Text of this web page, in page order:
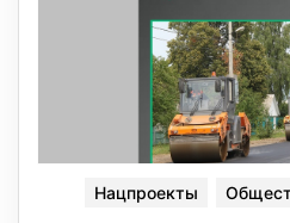
Нацпроекты